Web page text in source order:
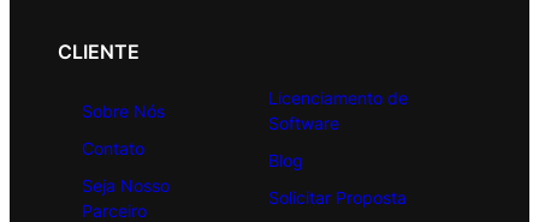
CLIENTE
Sobre Nós
Contato
Seja Nosso
Parceiro
Licenciamento de
Software
Blog
Solicitar Proposta